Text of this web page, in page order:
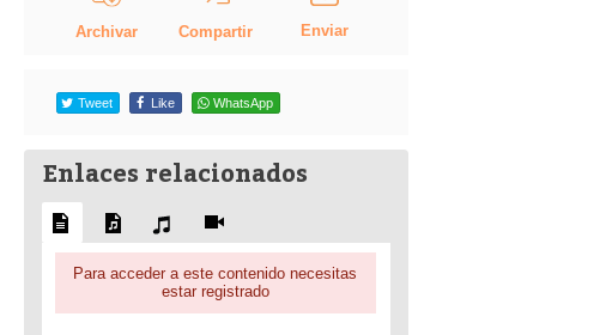
Archivar Compartir Enviar
Tweet Like WhatsApp
Enlaces relacionados
Para acceder a este contenido necesitas
estar registrado